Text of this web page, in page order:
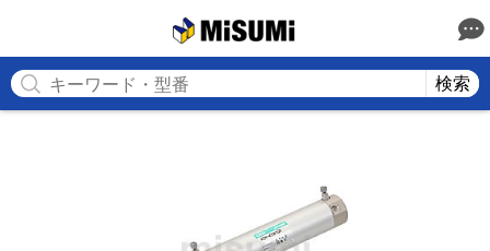
検索